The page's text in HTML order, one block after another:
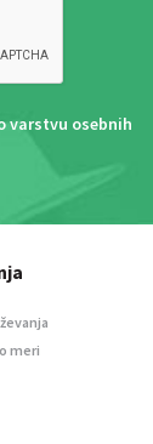
varstvu osebnih
meri